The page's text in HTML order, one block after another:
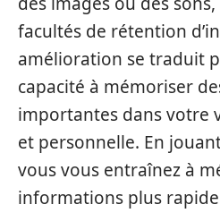
facultés de rétention
amélioration se traduit
capacité à mémoriser
importantes dans votre
et personnelle. En
vous vous entraînez à
informations plus